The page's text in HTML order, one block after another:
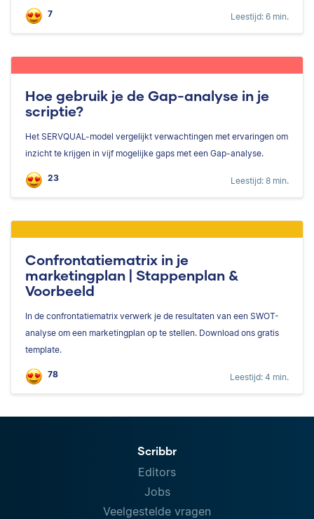
7 Leestijd: 6 min.
Hoe gebruik je de Gap-analyse in je
scriptie?
Het SERVQUAL-model vergelijkt verwachtingen met ervaringen om
inzicht te krijgen in vijf mogelijke gaps met een Gap-analyse.
23 Leestijd: 8 min.
Confrontatiematrix in je
marketingplan | Stappenplan &
Voorbeeld
In de confrontatiematrix verwerk je de resultaten van een SWOT-
analyse om een marketingplan op te stellen. Download ons gratis
template.
78 Leestijd: 4 min.
Scribbr
Editors
Jobs
Veelgestelde vragen